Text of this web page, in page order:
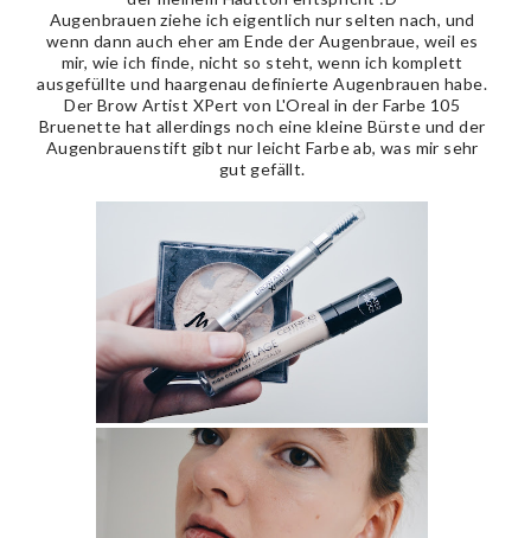
Augenbrauen ziehe ich eigentlich nur selten nach, und
wenn dann auch eher am Ende der Augenbraue, weil es
mir, wie ich finde, nicht so steht, wenn ich komplett
ausgefüllte und haargenau definierte Augenbrauen habe.
Der Brow Artist XPert von L'Oreal in der Farbe 105
Bruenette hat allerdings noch eine kleine Bürste und der
Augenbrauenstift gibt nur leicht Farbe ab, was mir sehr
gut gefällt.